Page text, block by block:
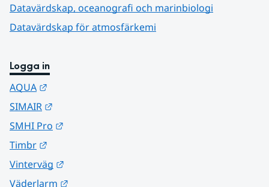
Datavärdskap, oceanografi och marinbiologi
Datavärdskap för atmosfärkemi
Logga in
AQUA
SIMAIR
SMHI Pro
Timbr
Vinterväg
Väderlarm